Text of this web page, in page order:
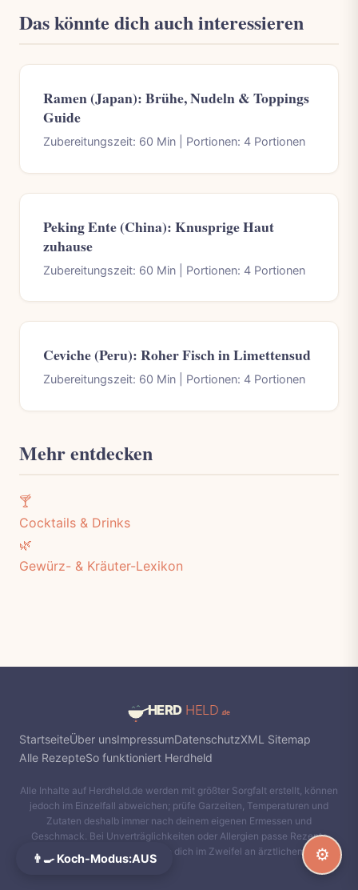
Das könnte dich auch interessieren
Ramen (Japan): Brühe, Nudeln & Toppings
Guide
Zubereitungszeit: 60 Min | Portionen: 4 Portionen
Peking Ente (China): Knusprige Haut
zuhause
Zubereitungszeit: 60 Min | Portionen: 4 Portionen
Ceviche (Peru): Roher Fisch in Limettensud
Zubereitungszeit: 60 Min | Portionen: 4 Portionen
Mehr entdecken
🍸
Cocktails & Drinks
🌿
Gewürz- & Kräuter-Lexikon
StartseiteÜber unsImpressumDatenschutzXML Sitemap
Alle RezepteSo funktioniert Herdheld
Alle Inhalte auf Herdheld.de werden mit größter Sorgfalt erstellt, können
jedoch im Einzelfall abweichen; prüfe Garzeiten, Temperaturen und
Zutaten deshalb immer nach deinem eigenen Ermessen und
Geschmack. Bei Unverträglichkeiten oder Allergien passe Rezepte
entsprechend an und orientiere dich im Zweifel an ärztlichem Rat.
👨‍🍳 Koch-Modus:AUS ⚙️